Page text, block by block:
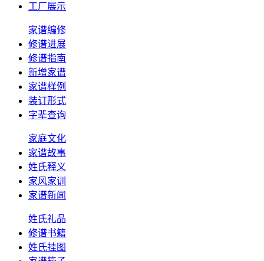
工厂展示
家谱编修
修谱进展
修谱指南
新增家谱
家谱样例
装订形式
字辈查询
家庭文化
家谱故事
姓氏释义
家风家训
家谱新闻
姓氏礼品
修谱书籍
姓氏挂图